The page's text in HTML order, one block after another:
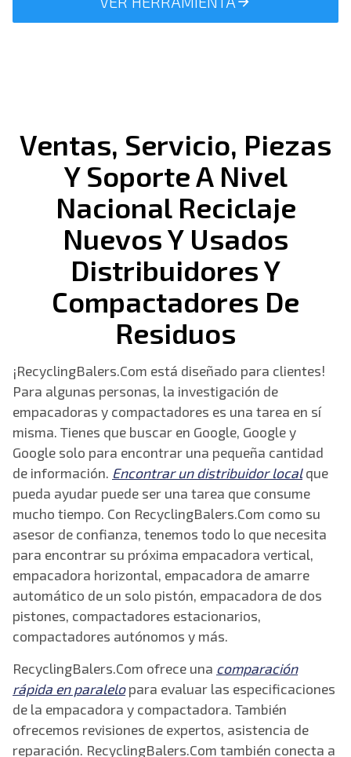
Ventas, Servicio, Piezas
Y Soporte A Nivel
Nacional Reciclaje
Nuevos Y Usados
Distribuidores Y
Compactadores De
Residuos
¡RecyclingBalers.Com está diseñado para clientes!
Para algunas personas, la investigación de
empacadoras y compactadores es una tarea en sí
misma. Tienes que buscar en Google, Google y
Google solo para encontrar una pequeña cantidad
de información. Encontrar un distribuidor localque
pueda ayudar puede ser una tarea que consume
mucho tiempo. Con RecyclingBalers.Com como su
asesor de confianza, tenemos todo lo que necesita
para encontrar su próxima empacadora vertical,
empacadora horizontal, empacadora de amarre
automático de un solo pistón, empacadora de dos
pistones, compactadores estacionarios,
compactadores autónomos y más.
RecyclingBalers.Com ofrece una comparación
rápida en paralelopara evaluar las especificaciones
de la empacadora y compactadora. También
ofrecemos revisiones de expertos, asistencia de
reparación. RecyclingBalers.Com también conecta a